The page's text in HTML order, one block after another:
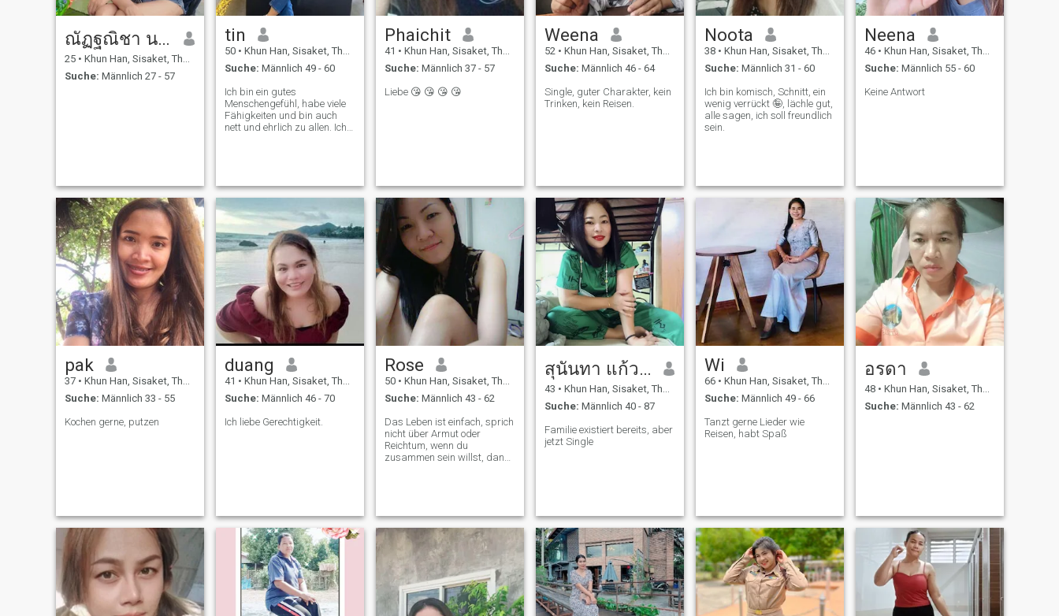
ณัฏฐณิชา นะไธสง
25 • Khun Han, Sisaket, Thailand
Suche: Männlich 27 - 57
tin
50 • Khun Han, Sisaket, Thailand
Suche: Männlich 49 - 60
Ich bin ein gutes
Menschengefühl, habe viele
Fähigkeiten und bin auch
nett und ehrlich zu allen. Ich
Phaichit
41 • Khun Han, Sisaket, Thailand
Suche: Männlich 37 - 57
Liebe 😘 😘 😘 😘
Weena
52 • Khun Han, Sisaket, Thailand
Suche: Männlich 46 - 64
Single, guter Charakter, kein
Trinken, kein Reisen.
Noota
38 • Khun Han, Sisaket, Thailand
Suche: Männlich 31 - 60
Ich bin komisch, Schnitt, ein
wenig verrückt 🤪, lächle gut,
alle sagen, ich soll freundlich
sein.
Neena
46 • Khun Han, Sisaket, Thailand
Suche: Männlich 55 - 60
Keine Antwort
pak
37 • Khun Han, Sisaket, Thailand
Suche: Männlich 33 - 55
Kochen gerne, putzen
duang
41 • Khun Han, Sisaket, Thailand
Suche: Männlich 46 - 70
Ich liebe Gerechtigkeit.
Rose
50 • Khun Han, Sisaket, Thailand
Suche: Männlich 43 - 62
Das Leben ist einfach, sprich
nicht über Armut oder
Reichtum, wenn du
zusammen sein willst, dann
สุนันทา แก้วกันหา
43 • Khun Han, Sisaket, Thailand
Suche: Männlich 40 - 87
Familie existiert bereits, aber
jetzt Single
Wi
66 • Khun Han, Sisaket, Thailand
Suche: Männlich 49 - 66
Tanzt gerne Lieder wie
Reisen, habt Spaß
อรดา
48 • Khun Han, Sisaket, Thailand
Suche: Männlich 43 - 62